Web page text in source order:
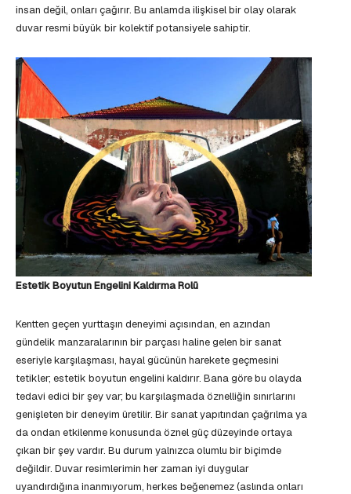
insan değil, onları çağırır. Bu anlamda ilişkisel bir olay olarak
duvar resmi büyük bir kolektif potansiyele sahiptir.
Estetik Boyutun Engelini Kaldırma Rolü
Kentten geçen yurttaşın deneyimi açısından, en azından
gündelik manzaralarının bir parçası haline gelen bir sanat
eseriyle karşılaşması, hayal gücünün harekete geçmesini
tetikler; estetik boyutun engelini kaldırır. Bana göre bu olayda
tedavi edici bir şey var; bu karşılaşmada öznelliğin sınırlarını
genişleten bir deneyim üretilir. Bir sanat yapıtından çağrılma ya
da ondan etkilenme konusunda öznel güç düzeyinde ortaya
çıkan bir şey vardır. Bu durum yalnızca olumlu bir biçimde
değildir. Duvar resimlerimin her zaman iyi duygular
uyandırdığına inanmıyorum, herkes beğenemez (aslında onları